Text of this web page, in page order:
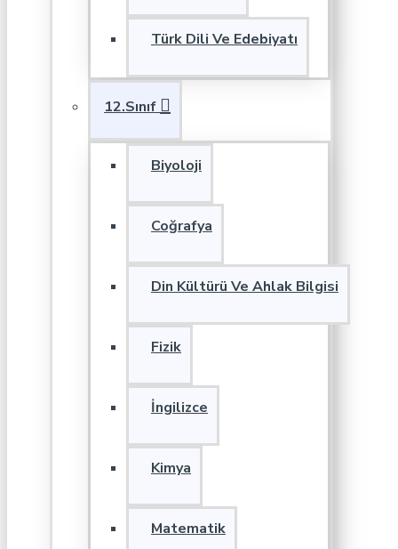
Türk Dili Ve Edebiyatı
12.Sınıf
Biyoloji
Coğrafya
Din Kültürü Ve Ahlak Bilgisi
Fizik
İngilizce
Kimya
Matematik